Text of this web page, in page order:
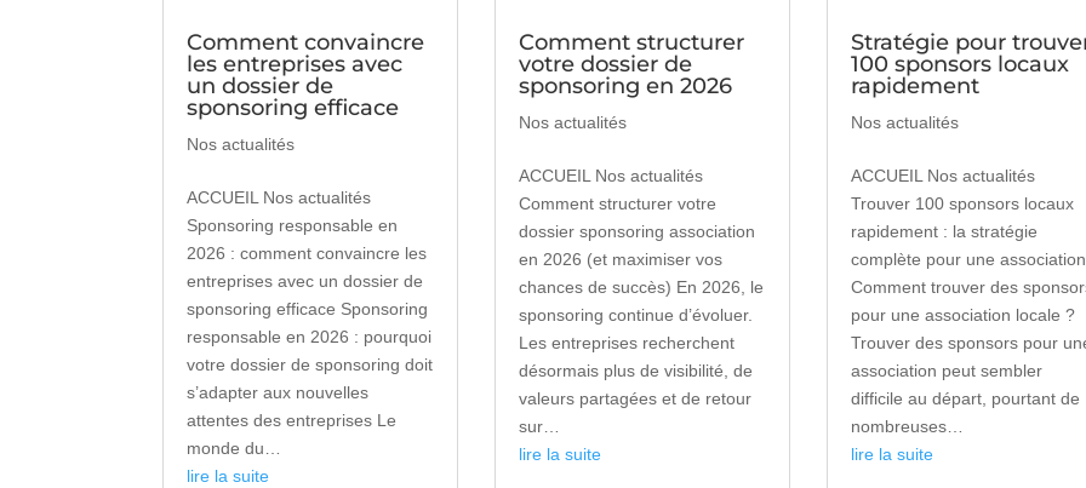
Comment convaincre
les entreprises avec
un dossier de
sponsoring efficace
Nos actualités
ACCUEIL Nos actualités
Sponsoring responsable en
2026 : comment convaincre les
entreprises avec un dossier de
sponsoring efficace Sponsoring
responsable en 2026 : pourquoi
votre dossier de sponsoring doit
s’adapter aux nouvelles
attentes des entreprises Le
monde du…
lire la suite
Comment structurer
votre dossier de
sponsoring en 2026
Nos actualités
ACCUEIL Nos actualités
Comment structurer votre
dossier sponsoring association
en 2026 (et maximiser vos
chances de succès) En 2026, le
sponsoring continue d’évoluer.
Les entreprises recherchent
désormais plus de visibilité, de
valeurs partagées et de retour
sur…
lire la suite
Stratégie pour
100 sponsors locaux
rapidement
Nos actualités
ACCUEIL Nos actualités
Trouver 100 sponsors locaux
rapidement : la stratégie
complète pour une association
Comment trouver des
pour une association locale ?
Trouver des sponsors pour
association peut sembler
difficile au départ, pourtant de
nombreuses…
lire la suite